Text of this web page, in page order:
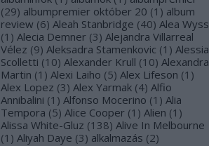
(29) albumpremier október 20 (1 ) album
review (6) Aleah Stanbridge (40) Alea Wyss
(1 ) Alecia Demner (3) Alejandra Villarreal
Vélez (9) Aleksadra Stamenkovic (1 ) Alessia
Scolletti (10) Alexander Krull (10) Alexandra
Martin (1 ) Alexi Laiho (5) Alex Lifeson (1 )
Alex Lopez (3) Alex Yarmak (4) Alfio
Annibalini (1 ) Alfonso Mocerino (1 ) Alia
Tempora (5) Alice Cooper (1 ) Alien (1 )
Alissa White-Gluz (138) Alive In Melbourne
(1 ) Aliyah Daye (3) alkalmazás (2)